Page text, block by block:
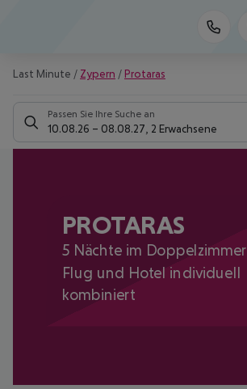
Last Minute / Zypern / Protaras
Passen Sie Ihre Suche an
10.08.26 – 08.08.27 2 Erwachsene
PROTARAS
5 Nächte im Doppelzimmer
Flug und Hotel individuell
kombiniert